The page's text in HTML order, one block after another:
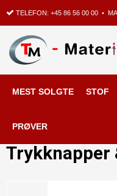
TELEFON: +45 86 56 00 00 •
MEST SOLGTE STOF
PRØVER
Forside / Shop
Trykknapper